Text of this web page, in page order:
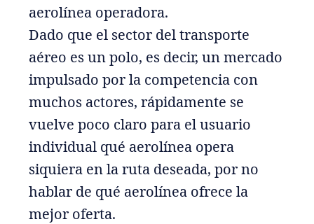
aerolínea operadora.
Dado que el sector del transporte
aéreo es un polo, es decir, un mercado
impulsado por la competencia con
muchos actores, rápidamente se
vuelve poco claro para el usuario
individual qué aerolínea opera
siquiera en la ruta deseada, por no
hablar de qué aerolínea ofrece la
mejor oferta.